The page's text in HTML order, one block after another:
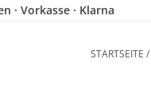
· Vorkasse · Klarna
STARTSEITE /